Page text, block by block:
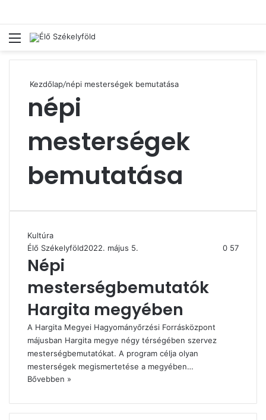
Menü
Kezdőlap/népi mesterségek bemutatása
népi
mesterségek
bemutatása
Kultúra
Élő Székelyföld2022. május 5. 0 57
Népi
mesterségbemutatók
Hargita megyében
A Hargita Megyei Hagyományőrzési Forrásközpont
májusban Hargita megye négy térségében szervez
mesterségbemutatókat. A program célja olyan
mesterségek megismertetése a megyében…
Bővebben »